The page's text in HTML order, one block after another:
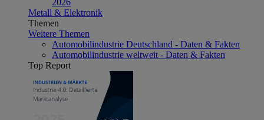
Metall & Elektronik
Themen
Weitere Themen
Automobilindustrie Deutschland - Daten & Fakten
Automobilindustrie weltweit - Daten & Fakten
Top Report